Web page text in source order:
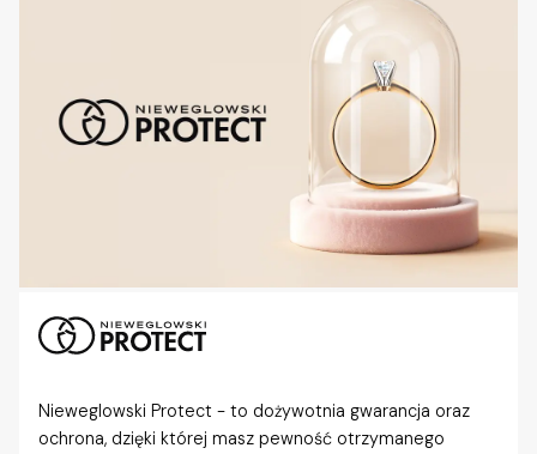
Nieweglowski Protect - to dożywotnia gwarancja oraz
ochrona, dzięki której masz pewność otrzymanego